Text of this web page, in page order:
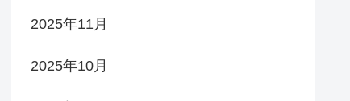
2025年11月
2025年10月